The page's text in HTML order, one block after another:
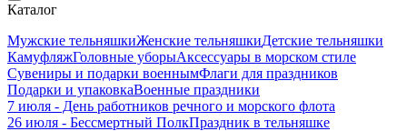
Каталог
Мужские тельняшкиЖенские тельняшкиДетские тельняшки
КамуфляжГоловные уборыАксессуары в морском стиле
Сувениры и подарки военнымФлаги для праздников
Подарки и упаковкаВоенные праздники
7 июля - День работников речного и морского флота
26 июля - Бессмертный ПолкПраздник в тельняшке